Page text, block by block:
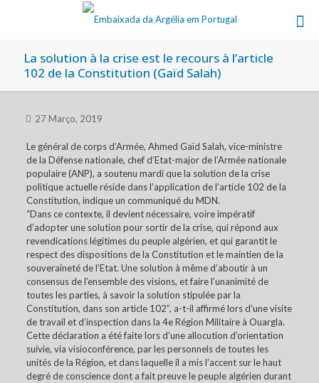
La solution à la crise est le recours à l’article
102 de la Constitution (Gaïd Salah)
27 Março, 2019
Le général de corps d’Armée, Ahmed Gaïd Salah, vice-ministre
de la Défense nationale, chef d’Etat-major de l’Armée nationale
populaire (ANP), a soutenu mardi que la solution de la crise
politique actuelle réside dans l’application de l’article 102 de la
Constitution, indique un communiqué du MDN.
“Dans ce contexte, il devient nécessaire, voire impératif
d’adopter une solution pour sortir de la crise, qui répond aux
revendications légitimes du peuple algérien, et qui garantit le
respect des dispositions de la Constitution et le maintien de la
souveraineté de l’Etat. Une solution à même d’aboutir à un
consensus de l’ensemble des visions, et faire l’unanimité de
toutes les parties, à savoir la solution stipulée par la
Constitution, dans son article 102”, a-t-il affirmé lors d’une visite
de travail et d’inspection dans la 4e Région Militaire à Ouargla.
Cette déclaration a été faite lors d’une allocution d’orientation
suivie, via visioconférence, par les personnels de toutes les
unités de la Région, et dans laquelle il a mis l’accent sur le haut
degré de conscience dont a fait preuve le peuple algérien durant